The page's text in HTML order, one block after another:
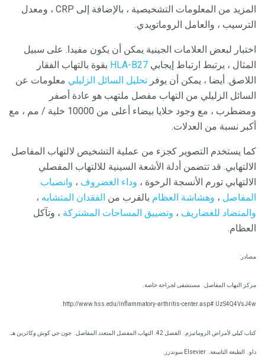
المزيد من المعلومات التشخيصية ، بالإضافة إلى CRP ، ومعدل
الترسيب ، والعامل الروماتويدي.
اختبار لبعض العلامات الجينية يمكن أن يكون مفيدا. على سبيل
المثال ، يرتبط ارتباط إيجابي HLA-B27 بقوة بالتهاب الفقار
اللاصق. أيضا ، يمكن أن يوفر تحليل السائل الزليلي معلومات عن
السائل الزليلي من التهاب مفصل ملتهب هو عادة أصفر
ومضطرب ، مع وجود خلايا بيضاء أعلى من 10000 خلية / مم ، مع
أكبر نسبة من العدلات.
كما يستخدم التصوير كجزء من عملية التشخيص لالتهاب المفاصل
الالتهابي. قد تتضمن أدلة الأشعة السينية للالتهاب المفصلي
الالتهابي تورم الأنسجة الرخوة ، وداء الغضروف ، وانصباب
المفاصل ، وهشاشة العظام بالقرب من الفقدان المتشابه ،
والمتضاد للغضاريف ، وتضييق المساحات المشتركة ، وتآكل
العظام.
مصادر:
مركز التهاب المفاصل. مستشفى لجراحة خاصة.
http://www.hss.edu/inflammatory-arthritis-center.asp#.UzS4Q4VsJ4w.
كتاب كيلي لأمراض الروماتيزم. الفصل 42. التهاب المفصل المتعدد المفاصل. جون جي كوش وكاثرين هـ.
داو. الطبعة التاسعة. Elsevier سوندرز.